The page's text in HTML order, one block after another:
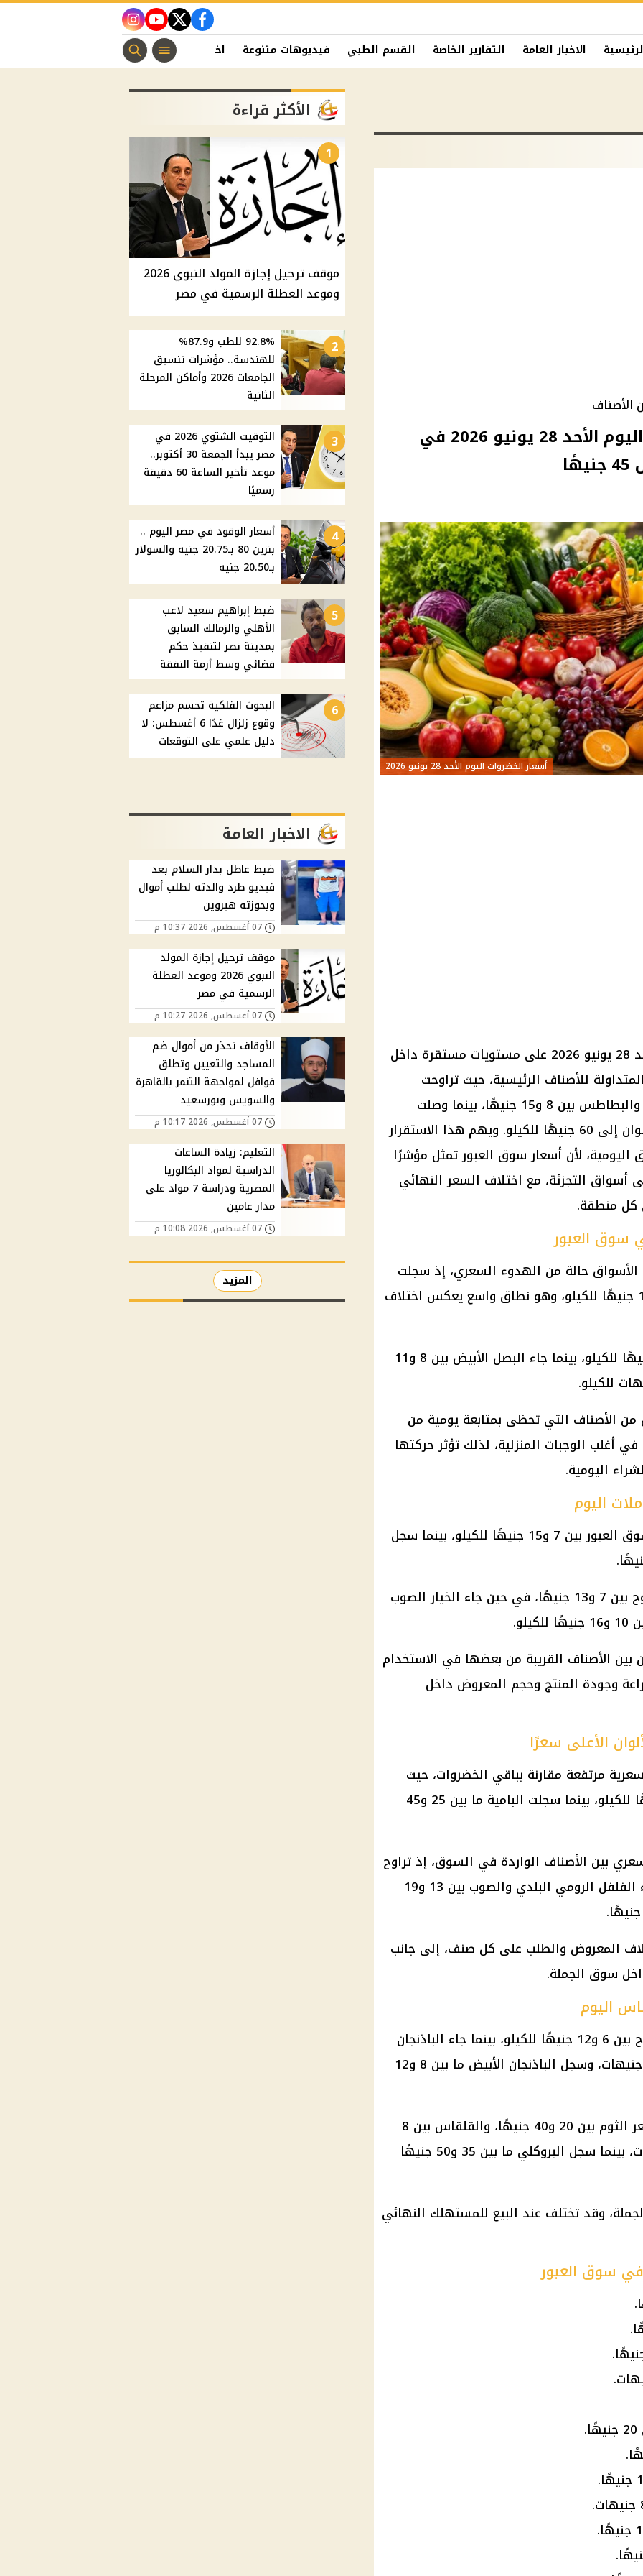
facebook
twitter
youtube
instagram
الاخبار العامة التقارير الخاصة القسم الطبي فيديوهات متنوعة اخبار الفن منوعات مسيحية
الأصناف
استقرار أسعار الخضروات اليوم الأحد 28 يونيو 2026 في
أسعار الخضروات اليوم الأحد 28 يونيو 2026
حافظت أسعار الخضروات اليوم الأحد 28 يونيو 2026 على مستويات مستقرة داخل
للأصناف الرئيسية، حيث تراوحت
الطماطم بين 5 و15 جنيهًا للكيلو، والبطاطس بين 8 و15 جنيهًا، بينما وصلت
البامية إلى 45 جنيهًا، والفلفل الألوان إلى 60 جنيهًا للكيلو. ويهم هذا الاستقرار
اليومية، لأن أسعار سوق العبور تمثل مؤشرًا
التجزئة، مع اختلاف السعر النهائي
كل منطقة.
سوق العبور
حالة من الهدوء السعري، إذ سجلت
الطماطم مستوى يتراوح بين 5 و15 جنيهًا للكيلو، وهو نطاق واسع يعكس اختلاف
وسجلت البطاطس ما بين 8 و15 جنيهًا للكيلو، بينما جاء البصل الأبيض بين 8 و11
الأصناف التي تحظى بمتابعة يومية من
أغلب الوجبات المنزلية، لذلك تؤثر حركتها
اليومية.
اليوم
تراوحت أسعار الكوسة اليوم في سوق العبور بين 7 و15 جنيهًا للكيلو، بينما سجل
أما الخيار البلدي فسجل سعرًا يتراوح بين 7 و13 جنيهًا، في حين جاء الخيار الصوب
بين الأصناف القريبة من بعضها في الاستخدام
وجودة المنتج وحجم المعروض داخل
الأعلى سعرًا
مرتفعة مقارنة بباقي الخضروات، حيث
تراوحت الفاصوليا بين 25 و37 جنيهًا للكيلو، بينما سجلت البامية ما بين 25 و45
بين الأصناف الواردة في السوق، إذ تراوح
بين 30 و60 جنيهًا للكيلو، بينما جاء الفلفل الرومي البلدي والصوب بين 13 و19
المعروض والطلب على كل صنف، إلى جانب
سوق الجملة.
اليوم
سجل الباذنجان البلدي أسعارًا تتراوح بين 6 و12 جنيهًا للكيلو، بينما جاء الباذنجان
الرومي عند مستوى أقل بين 3 و8 جنيهات، وسجل الباذنجان الأبيض ما بين 8 و12
وبالنسبة للأصناف الأخرى، تراوح سعر الثوم بين 20 و40 جنيهًا، والقلقاس بين 8
و13 جنيهًا، والبنجر بين 5 و8 جنيهات، بينما سجل البروكلي ما بين 35 و50 جنيهًا
وقد تختلف عند البيع للمستهلك النهائي
في سوق العبور
الأكثر قراءة
1
موقف ترحيل إجازة المولد النبوي 2026
وموعد العطلة الرسمية في مصر
2
92.8% للطب و87.9%
للهندسة.. مؤشرات تنسيق
الجامعات 2026 وأماكن المرحلة
الثانية
3
التوقيت الشتوي 2026 في
مصر يبدأ الجمعة 30 أكتوبر..
موعد تأخير الساعة 60 دقيقة
رسميًا
4
أسعار الوقود في مصر اليوم ..
بنزين 80 بـ20.75 جنيه والسولار
بـ20.50 جنيه
5
ضبط إبراهيم سعيد لاعب
الأهلي والزمالك السابق
بمدينة نصر لتنفيذ حكم
قضائي وسط أزمة النفقة
6
البحوث الفلكية تحسم مزاعم
وقوع زلزال غدًا 6 أغسطس: لا
دليل علمي على التوقعات
الاخبار العامة
ضبط عاطل بدار السلام بعد
فيديو طرد والدته لطلب أموال
وبحوزته هيروين
07 أغسطس, 2026 10:37 م
موقف ترحيل إجازة المولد
النبوي 2026 وموعد العطلة
الرسمية في مصر
07 أغسطس, 2026 10:27 م
الأوقاف تحذر من أموال ضم
المساجد والتعيين وتطلق
قوافل لمواجهة التنمر بالقاهرة
والسويس وبورسعيد
07 أغسطس, 2026 10:17 م
التعليم: زيادة الساعات
الدراسية لمواد البكالوريا
المصرية ودراسة 7 مواد على
مدار عامين
07 أغسطس, 2026 10:08 م
المزيد